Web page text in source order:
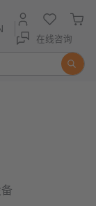
在线咨询